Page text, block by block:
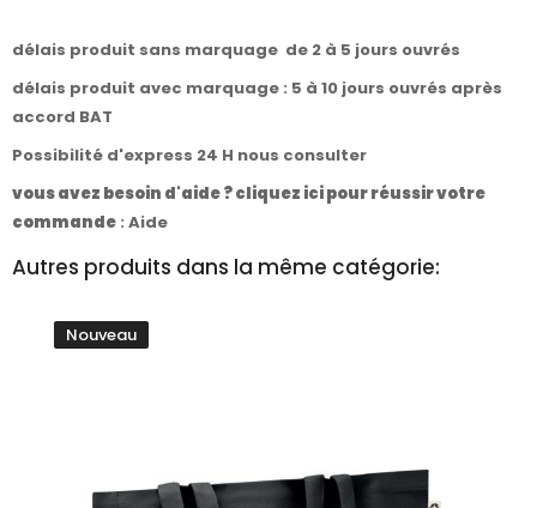
délais produit sans marquage de 2 à 5 jours ouvrés
délais produit avec marquage : 5 à 10 jours ouvrés après
accord BAT
Possibilité d'express 24 H nous consulter
vous avez besoin d'aide ? cliquez ici pour réussir votre
commande : Aide
Autres produits dans la même catégorie:
Nouveau